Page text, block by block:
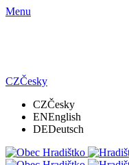
Menu
CZČesky
CZČesky
ENEnglish
DEDeutsch